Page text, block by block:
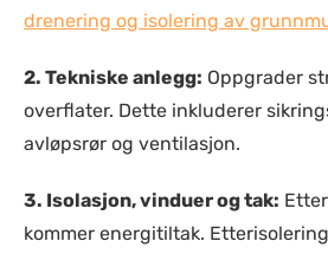
drenering og isolering av
2. Tekniske anlegg: Oppgrader
overflater. Dette inkluderer
avløpsrør og ventilasjon.
3. Isolasjon, vinduer og tak:
kommer energitiltak.